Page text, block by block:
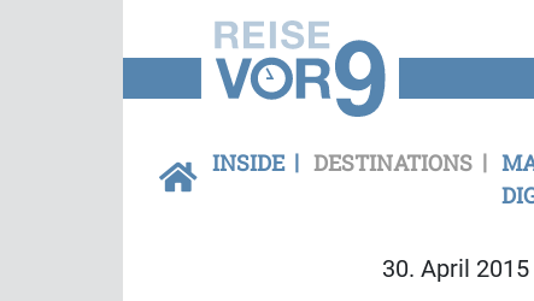
INSIDE DESTINATIONS
30. April